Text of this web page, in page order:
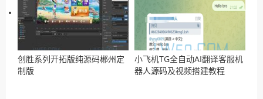
创胜系列开拓版纯源码郴州定
制版
小飞机TG全自动AI翻译客服机
器人源码及视频搭建教程